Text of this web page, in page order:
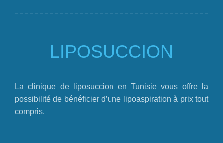
LIPOSUCCION
La clinique de liposuccion en Tunisie vous offre la
possibilité de bénéficier d’une lipoaspiration à prix tout
compris.